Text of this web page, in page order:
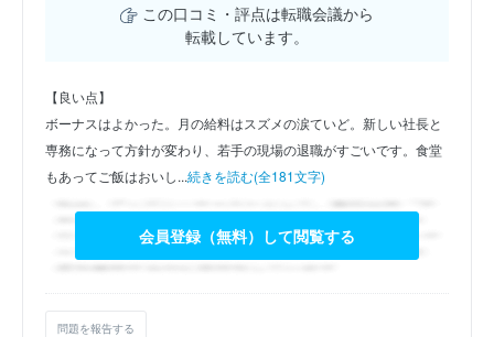
この口コミ・評点は転職会議から
転載しています。
【良い点】
ボーナスはよかった。月の給料はスズメの涙ていど。新しい社長と
専務になって方針が変わり、若手の現場の退職がすごいです。食堂
もあってご飯はおいし...続きを読む(全181文字)
会員登録（無料）して閲覧する
問題を報告する